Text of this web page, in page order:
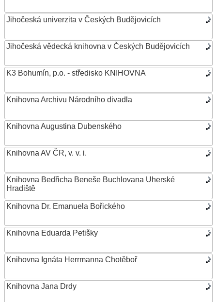
Jihočeská univerzita v Českých Budějovicích
Jihočeská vědecká knihovna v Českých Budějovicích
K3 Bohumín, p.o. - středisko KNIHOVNA
Knihovna Archivu Národního divadla
Knihovna Augustina Dubenského
Knihovna AV ČR, v. v. i.
Knihovna Bedřicha Beneše Buchlovana Uherské
Hradiště
Knihovna Dr. Emanuela Bořického
Knihovna Eduarda Petišky
Knihovna Ignáta Herrmanna Chotěboř
Knihovna Jana Drdy